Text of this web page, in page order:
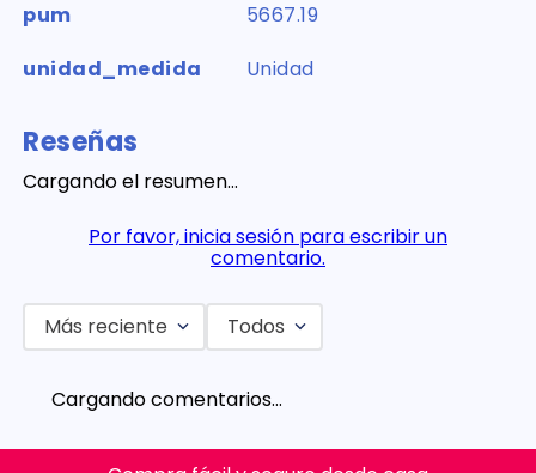
pum
5667.19
unidad_medida
Unidad
Reseñas
Cargando el resumen…
Por favor, inicia sesión para escribir un
comentario.
Más reciente Todos
Cargando comentarios…